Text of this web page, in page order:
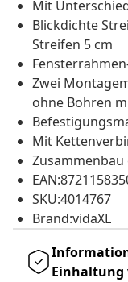
Mit
Blickdichte
Streifen 5 cm
Zwei
ohne Bohren
Mit
Zusammenbau
SKU:4014767
Brand:vidaXL
Einhaltung